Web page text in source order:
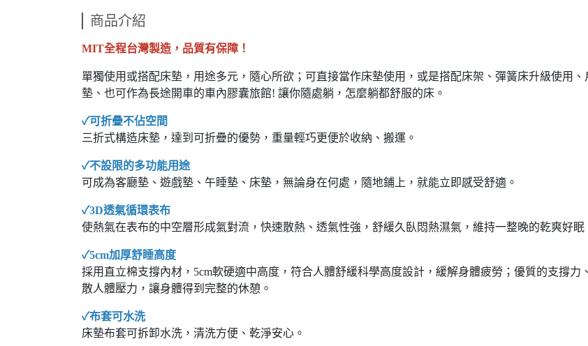
商品介紹
MIT全程台灣製造，品質有保障！
單獨使用或搭配床墊，用途多元，隨心所欲；可直接當作床墊使用，或是搭配床架、彈簧床升級使用
墊、也可作為長途開車的車內膠囊旅館! 讓你隨處躺，怎麼躺都舒服的床。
✓可折疊不佔空間
三折式構造床墊，達到可折疊的優勢，重量輕巧更便於收納、搬運。
✓不設限的多功能用途
可成為客廳墊、遊戲墊、午睡墊、床墊，無論身在何處，隨地鋪上，就能立即感受舒適。
✓3D透氣循環表布
使熱氣在表布的中空層形成氣對流，快速散熱、透氣性強，舒緩久臥悶熱濕氣，維持一整晚的乾爽好眠
✓5cm加厚舒睡高度
採用直立棉支撐內材，5cm軟硬適中高度，符合人體舒緩科學高度設計，緩解身體疲勞；優質的支撐
散人體壓力，讓身體得到完整的休憩。
✓布套可水洗
床墊布套可拆卸水洗，清洗方便、乾淨安心。